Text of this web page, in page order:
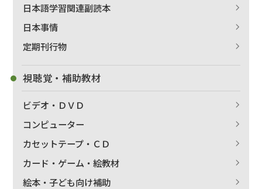
日本語学習関連副読本
日本事情
定期刊行物
視聴覚・補助教材
ビデオ・ＤＶＤ
コンピューター
カセットテープ・ＣＤ
カード・ゲーム・絵教材
絵本・子ども向け補助